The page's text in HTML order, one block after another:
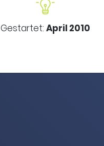
Gestartet: April 2010